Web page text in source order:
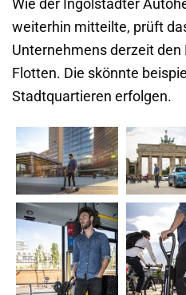
Wie der Ingolstädter
weiterhin mitteilte, prüft
Unternehmens derzeit
Flotten. Die skönnte
Stadtquartieren erfolgen.